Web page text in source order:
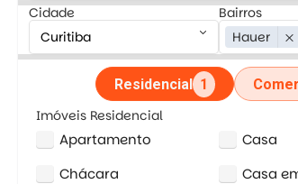
Cidade
keyboard_arrow_down
Bairros
Hauer
close
Residencial 1
Imóveis Residencial
Apartamento
Casa
Chácara
Casa